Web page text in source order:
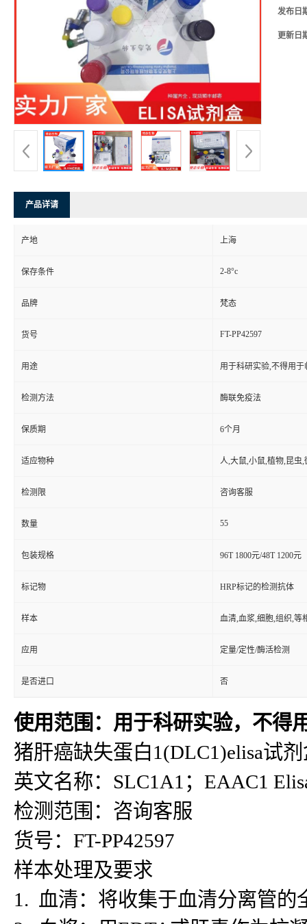
发布日
更新日
产品详请
产地 上海
保存条件 2-8°c
品牌 梵态
货号 FT-PP42597
用途 用于科研实验,不得用于
检测方法 酶联免疫法
保质期 6个月
适应物种 人,大鼠,小鼠,植物,昆虫,
检测限 咨询客服
数量 55
包装规格 96T 1800元/48T 1200元
标记物 HRP标记的检测抗体
样本 血清,血浆,细胞,组织,等
应用 定量/定性/酶活检测
是否进口 否
使用范围：用于科研实验，不得
猪肝癌缺失蛋白1(DLC1)elisa试
英文名称：SLC1A1；EAAC1
检测范围：咨询客服
货号：FT-PP42597
样本处理及要求
1. 血清：将收集于血清分离管